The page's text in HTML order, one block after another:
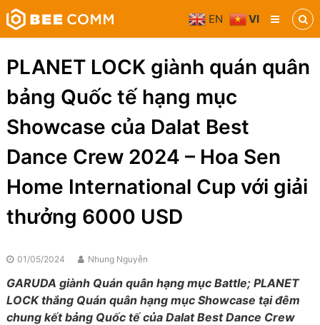
Skip
to
content
Bee
Comm
thông
phương
tiện
PLANET LOCK giành quán quân
bảng Quốc tế hạng mục
Showcase của Dalat Best
Dance Crew 2024 – Hoa Sen
Home International Cup với giải
thưởng 6000 USD
01/05/2024 Nhung Nguyễn
GARUDA giành Quán quân hạng mục Battle; PLANET
LOCK thắng Quán quân hạng mục Showcase tại đêm
chung kết bảng Quốc tế của Dalat Best Dance Crew
EN VI